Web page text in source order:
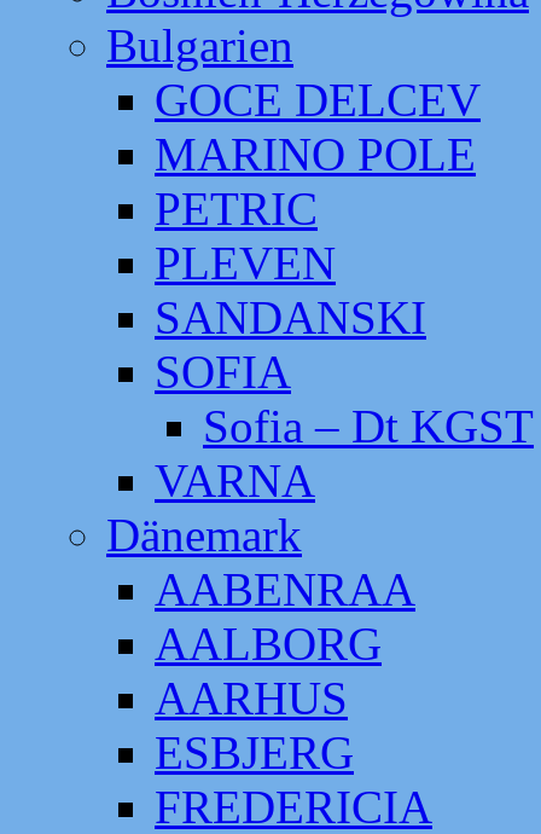
Bulgarien
GOCE DELCEV
MARINO POLE
PETRIC
PLEVEN
SANDANSKI
SOFIA
Sofia – Dt KGST
VARNA
Dänemark
AABENRAA
AALBORG
AARHUS
ESBJERG
FREDERICIA